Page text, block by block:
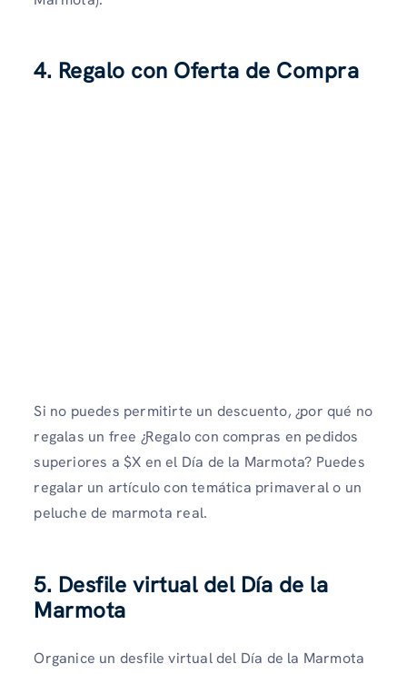
4. Regalo con Oferta de Compra
Si no puedes permitirte un descuento, ¿por qué no
regalas un free ¿Regalo con compras en pedidos
superiores a $X en el Día de la Marmota? Puedes
regalar un artículo con temática primaveral o un
peluche de marmota real.
5. Desfile virtual del Día de la
Marmota
Organice un desfile virtual del Día de la Marmota